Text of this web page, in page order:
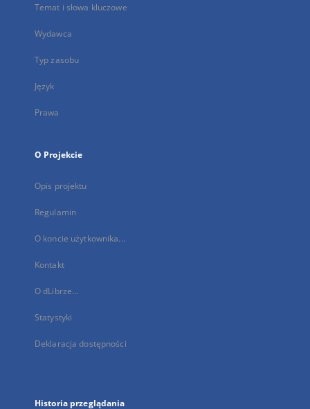
Temat i słowa kluczowe
Wydawca
Typ zasobu
Język
Prawa
O Projekcie
Opis projektu
Regulamin
O koncie użytkownika...
Kontakt
O dLibrze...
Statystyki
Deklaracja dostępności
Historia przeglądania